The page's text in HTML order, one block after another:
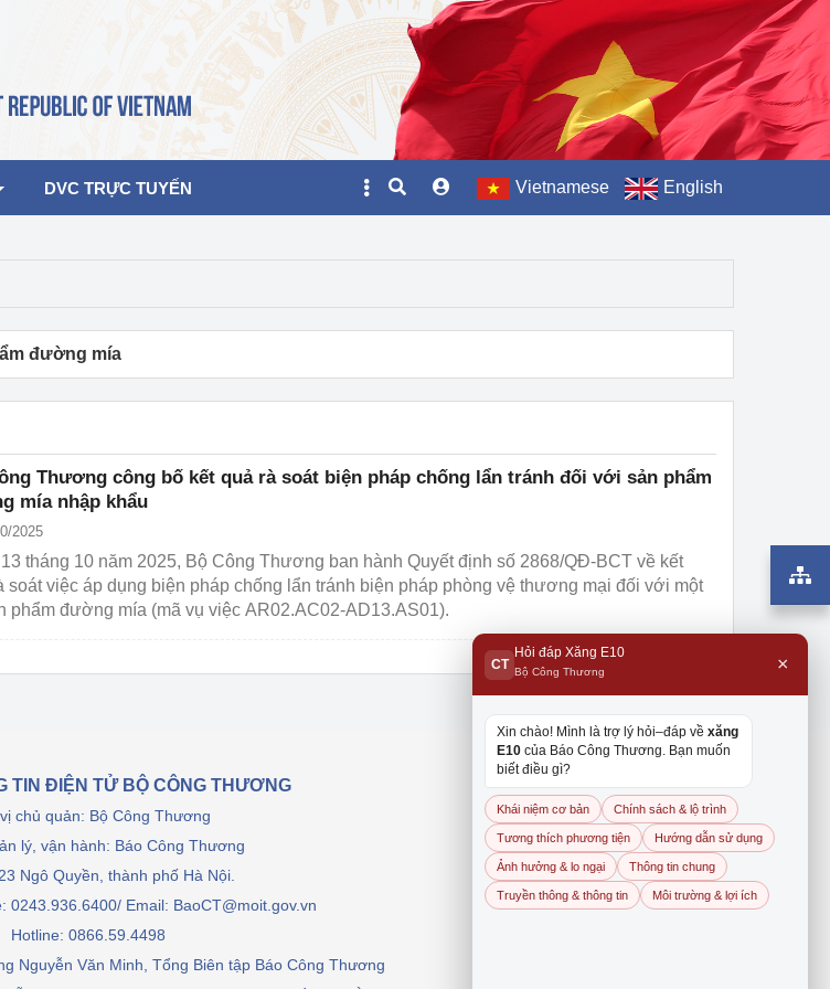
đạo Bộ
thuật an toàn lao
quản lý của
đăng ký, hoạt
bị, dụng cụ điện
không có nguy
DVC TRỰC TUYẾN Vietnamese English
đường mía
Thương công bố kết quả rà soát biện pháp chống lẩn tránh đối với sản phẩm
mía nhập khẩu
2025
tháng 10 năm 2025, Bộ Công Thương ban hành Quyết định số 2868/QĐ-BCT về kết
soát việc áp dụng biện pháp chống lẩn tránh biện pháp phòng vệ thương mại đối với một
phẩm đường mía (mã vụ việc AR02.AC02-AD13.AS01).
TIN ĐIỆN TỬ BỘ CÔNG THƯƠNG
chủ quản: Bộ Công Thương
lý, vận hành: Báo Công Thương
Ngô Quyền, thành phố Hà Nội.
0243.936.6400/ Email: BaoCT@moit.gov.vn
Hotline: 0866.59.4498
Nguyễn Văn Minh, Tổng Biên tập Báo Công Thương
CT
Hỏi đáp Xăng E10
Bộ Công Thương ×
Xin chào! Mình là trợ lý hỏi–đáp về xăng
E10 của Báo Công Thương. Bạn muốn
biết điều gì?
Khái niệm cơ bản Chính sách & lộ trình
Tương thích phương tiện Hướng dẫn sử dụng
Ảnh hưởng & lo ngại Thông tin chung
Truyền thông & thông tin Môi trường & lợi ích